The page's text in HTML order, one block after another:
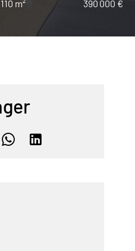
110 m² 390 000 €